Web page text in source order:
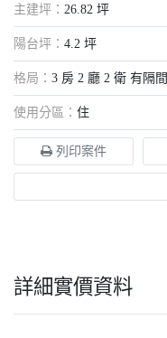
主建坪： 26.82 坪
陽台坪： 4.2 坪
格局： 3 房 2 廳 2 衛 有隔間
使用分區： 住
列印案件
詳細實價資料